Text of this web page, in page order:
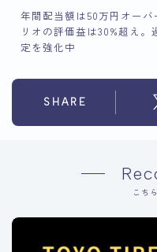
年間配当額は50万円オーバ
リオの評価益は30%超え
定を強化中
SHARE
こち